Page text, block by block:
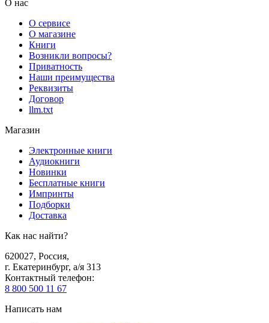
О нас
О сервисе
О магазине
Книги
Возникли вопросы?
Приватность
Наши преимущества
Реквизиты
Договор
llm.txt
Магазин
Электронные книги
Аудиокниги
Новинки
Бесплатные книги
Импринты
Подборки
Доставка
Как нас найти?
620027, Россия,
г. Екатеринбург, а/я 313
Контактный телефон:
8 800 500 11 67
Написать нам